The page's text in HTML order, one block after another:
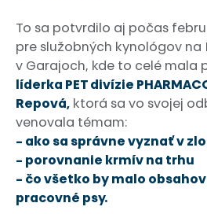
To sa potvrdilo aj počas
pre služobných kynológov na
v Garajoch, kde to celé mala
líderka PET divízie
Repová, ktorá sa vo svojej
venovala témam:
– ako sa správne vyznať v
– porovnanie krmív na trhu
– čo všetko by malo
pracovné psy.